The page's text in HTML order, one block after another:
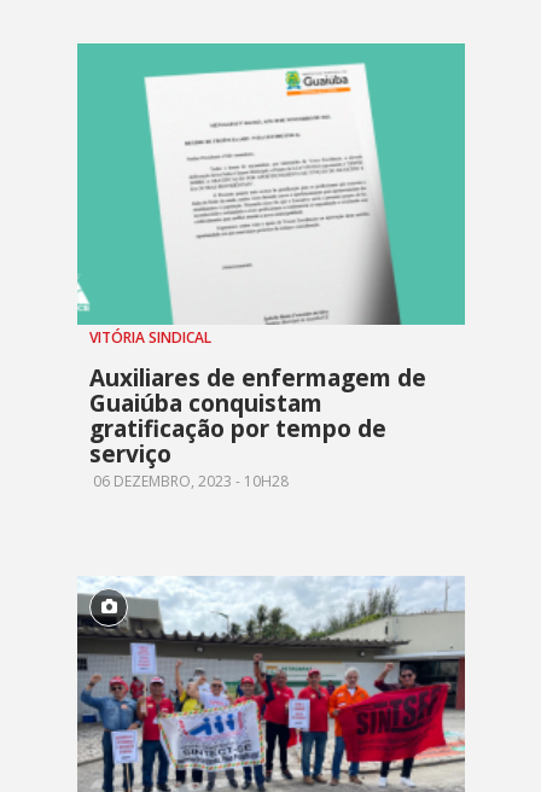
VITÓRIA SINDICAL
Auxiliares de enfermagem de
Guaiúba conquistam
gratificação por tempo de
serviço
06 DEZEMBRO, 2023 - 10H28